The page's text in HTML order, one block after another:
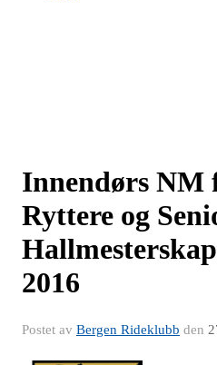
Innendørs NM
Ryttere og
2016
Postet av Bergen Rideklubb den